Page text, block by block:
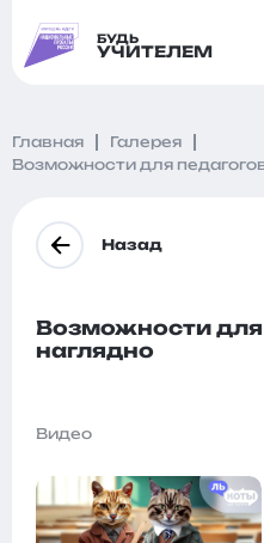
БУДЬ
УЧИТЕЛЕМ
Главная
Галерея
Возможности для
Назад
Возможности для
наглядно
Видео